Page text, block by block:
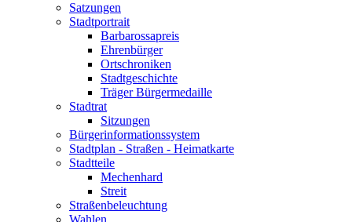
Satzungen
Stadtportrait
Barbarossapreis
Ehrenbürger
Ortschroniken
Stadtgeschichte
Träger Bürgermedaille
Stadtrat
Sitzungen
Bürgerinformationssystem
Stadtplan - Straßen - Heimatkarte
Stadtteile
Mechenhard
Streit
Straßenbeleuchtung
Wahlen